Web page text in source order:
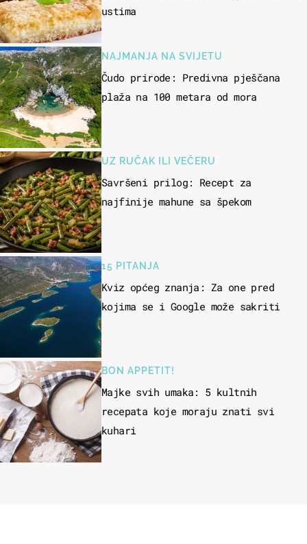
ustima
NAJMANJA NA SVIJETU
Čudo prirode: Predivna pješčana
plaža na 100 metara od mora
UZ RUČAK ILI VEČERU
Savršeni prilog: Recept za
najfinije mahune sa špekom
15 PITANJA
Kviz općeg znanja: Za one pred
kojima se i Google može sakriti
BON APPETIT!
Majke svih umaka: 5 kultnih
recepata koje moraju znati svi
kuhari